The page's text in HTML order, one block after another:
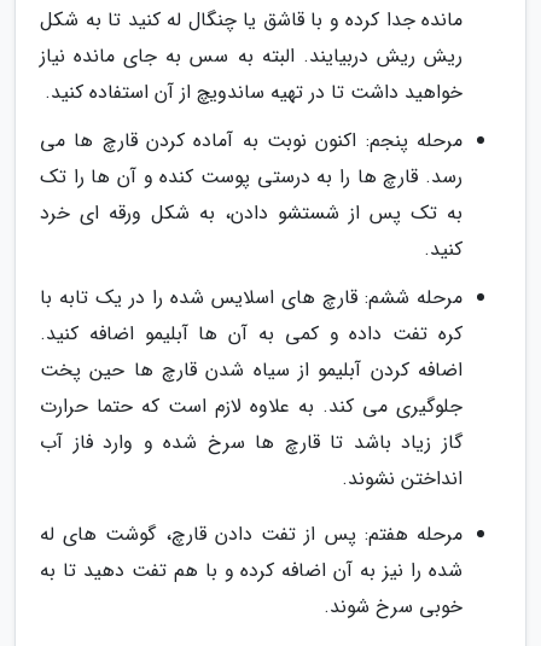
مانده جدا کرده و با قاشق یا چنگال له کنید تا به شکل
ریش ریش دربیایند. البته به سس به جای مانده نیاز
خواهید داشت تا در تهیه ساندویچ از آن استفاده کنید.
مرحله پنجم: اکنون نوبت به آماده کردن قارچ ها می
رسد. قارچ ها را به درستی پوست کنده و آن ها را تک
به تک پس از شستشو دادن، به شکل ورقه ای خرد
کنید.
مرحله ششم: قارچ های اسلایس شده را در یک تابه با
کره تفت داده و کمی به آن ها آبلیمو اضافه کنید.
اضافه کردن آبلیمو از سیاه شدن قارچ ها حین پخت
جلوگیری می کند. به علاوه لازم است که حتما حرارت
گاز زیاد باشد تا قارچ ها سرخ شده و وارد فاز آب
انداختن نشوند.
مرحله هفتم: پس از تفت دادن قارچ، گوشت های له
شده را نیز به آن اضافه کرده و با هم تفت دهید تا به
خوبی سرخ شوند.